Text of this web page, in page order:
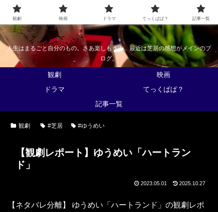
なんかくうかい
人生はまるごと自分のもの。さあ楽しもう！。最近は芝居の感想がメインのブ
ログ。
観劇
映画
ドラマ
てっくぱぱ？
記事一覧
観劇 #芝居 #ゆうめい
【観劇レポート】ゆうめい「ハートラン
ド」
2023.05.01 2025.10.27
【ネタバレ分離】 ゆうめい「ハートランド」の観劇レポ
観劇 映画 ドラマ てっくぱぱ？ 記事一覧